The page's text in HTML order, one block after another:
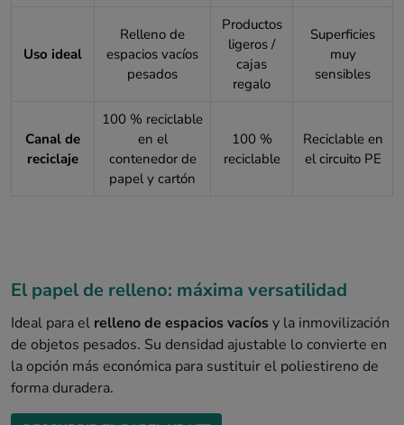
Uso ideal
Relleno de
espacios vacíos
pesados
Productos
ligeros /
cajas
regalo
Superficies
muy
sensibles
Canal de
reciclaje
100 % reciclable
en el
contenedor de
papel y cartón
100 %
reciclable
Reciclable en
el circuito PE
El papel de relleno: máxima versatilidad
Ideal para el relleno de espacios vacíos y la inmovilización
de objetos pesados. Su densidad ajustable lo convierte en
la opción más económica para sustituir el poliestireno de
forma duradera.